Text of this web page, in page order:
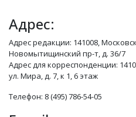
Адрес:
Адрес редакции: 141008,
Новомытищинский пр-т, д. 36/7
Адрес для корреспонденции:
ул. Мира, д. 7, к 1, 6 этаж
Телефон: 8 (495) 786-54-05